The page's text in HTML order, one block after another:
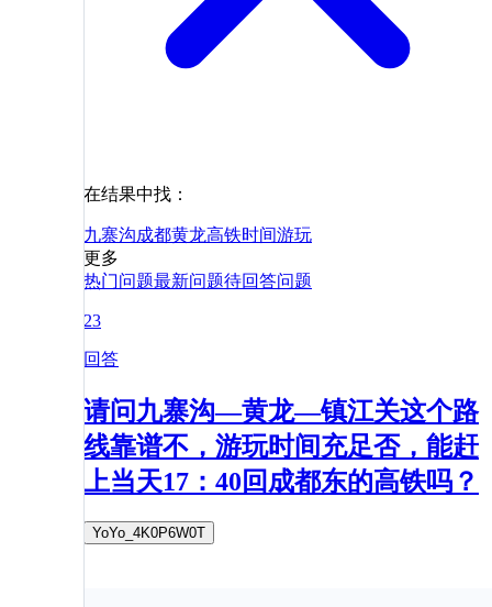
在结果中找：
九寨沟成都黄龙高铁时间游玩
更多
热门问题最新问题待回答问题
23
回答
请问九寨沟—黄龙—镇江关这个路
线靠谱不，游玩时间充足否，能赶
上当天17：40回成都东的高铁吗？
YoYo_4K0P6W0T